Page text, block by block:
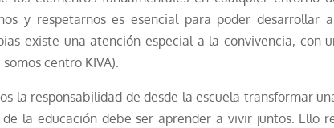
y respetarnos es esencial para poder
existe una atención especial a la convivencia, con
somos centro KIVA).
la responsabilidad de desde la escuela transformar
de la educación debe ser aprender a vivir juntos. Ello